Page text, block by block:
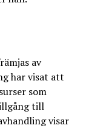
av
har visat att
som
till
visar